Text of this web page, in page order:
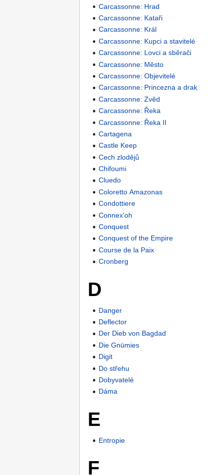
Carcassonne: Hrad
Carcassonne: Kataři
Carcassonne: Král
Carcassonne: Kupci a stavitelé
Carcassonne: Lovci a sběrači
Carcassonne: Město
Carcassonne: Objevitelé
Carcassonne: Princezna a drak
Carcassonne: Zvěd
Carcassonne: Řeka
Carcassonne: Řeka II
Cartagena
Castle Keep
Cech zlodějů
Chifoumi
Cluedo
Coloretto Amazonas
Condottiere
Connex'oh
Conquest
Conquest of the Empire
Course de la Paix
Cronberg
D
Danger
Deflector
Der Dieb von Bagdad
Die Gnümies
Digit
Do střehu
Dobyvatelé
Dáma
E
Entropie
F